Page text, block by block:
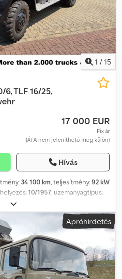
Rsck A fent megadott adatok
a jogot a
értékesítésre! Telefonszám:
1 / 15
6, TLF 16/25,
17 000 EUR
Fix ár
(ÁFA nem jeleníthető meg külön)
Hívás
34 100 km, teljesítmény:92 kW
10/1957, üzemanyagtípus:
, maximális teherbírás:
méret:8.25-20 EHD,
, CO₂-kibocsátás:
egyéb, hajtástípus: mechanikai,
2 350 mm, teljes szélesség:
EHD, hátsó gumiabroncs méret:
, Jármű helyszíne:
16/53, TLF 16/25 A3500/6
Apróhirdetés